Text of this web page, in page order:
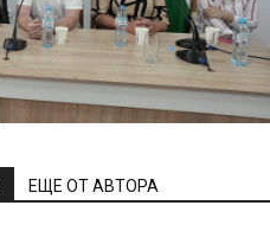
ЕЩЕ ОТ АВТОРА